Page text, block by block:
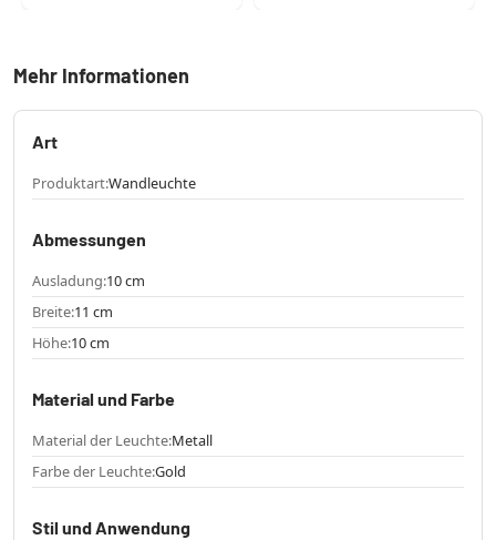
Mehr Informationen
Art
Produktart:Wandleuchte
Abmessungen
Ausladung:10 cm
Breite:11 cm
Höhe:10 cm
Material und Farbe
Material der Leuchte:Metall
Farbe der Leuchte:Gold
Stil und Anwendung